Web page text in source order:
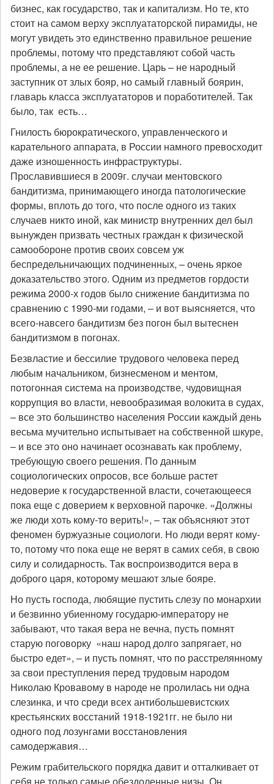
бизнес, как государство, так и капитализм. Но те, кто
стоит на самом верху эксплуататорской пирамиды, не
могут увидеть это единственно правильное решение
проблемы, потому что представляют собой часть
проблемы, а не ее решение. Царь – не народный
заступник от злых бояр, но самый главный боярин,
главарь класса эксплуататоров и поработителей. Так
было, так есть…
Гнилость бюрократического, управленческого и
карательного аппарата, в России намного превосходит
даже изношенность инфраструктуры.
Прославившиеся в 2009г. случаи ментовского
бандитизма, принимающего иногда патологические
формы, вплоть до того, что после одного из таких
случаев никто иной, как министр внутренних дел был
вынужден призвать честных граждан к физической
самообороне против своих совсем уж
беспредельничающих подчиненных, – очень яркое
доказательство этого. Одним из предметов гордости
режима 2000-х годов было снижение бандитизма по
сравнению с 1990-ми годами, – и вот выясняется, что
всего-навсего бандитизм без погон был вытеснен
бандитизмом в погонах.
Безвластие и бессилие трудового человека перед
любым начальником, бизнесменом и ментом,
потогонная система на производстве, чудовищная
коррупция во власти, невообразимая волокита в судах,
– все это большинство населения России каждый день
весьма мучительно испытывает на собственной шкуре,
– и все это оно начинает осознавать как проблему,
требующую своего решения. По данным
социологических опросов, все больше растет
недоверие к государственной власти, сочетающееся
пока еще с доверием к верховной парочке. «Должны
же люди хоть кому-то верить!», – так объясняют этот
феномен буржуазные социологи. Но люди верят кому-
то, потому что пока еще не верят в самих себя, в свою
силу и солидарность. Так воспроизводится вера в
доброго царя, которому мешают злые бояре.
Но пусть господа, любящие пустить слезу по монархии
и безвинно убиенному государю-императору не
забывают, что такая вера не вечна, пусть помнят
старую поговорку «наш народ долго запрягает, но
быстро едет», – и пусть помнят, что по расстрелянному
за свои преступления перед трудовым народом
Николаю Кровавому в народе не пролилась ни одна
слезинка, и что среди всех антибольшевистских
крестьянских восстаний 1918-1921гг. не было ни
одного под лозунгами восстановления
самодержавия…
Режим грабительского порядка давит и отталкивает от